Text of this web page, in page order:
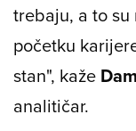
trebaju, a to
početku
stan", kaže
analitičar.